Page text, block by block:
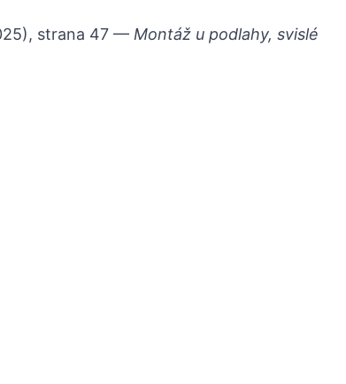
strana 47 — Montáž u podlahy, svislé